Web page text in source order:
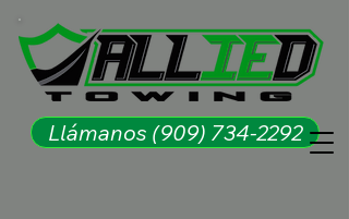
Llámanos (909) 734-2292